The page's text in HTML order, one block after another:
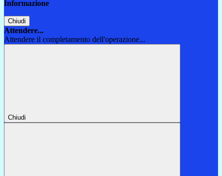
Informazione
Chiudi
Attendere...
Attendere il completamento dell'operazione...
Chiudi